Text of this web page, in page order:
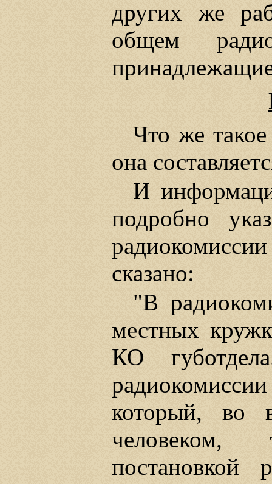
других же
общем
Что же
она
И
подробно
сказано:
"В
местных
КО
который, во
человеком,
постановкой